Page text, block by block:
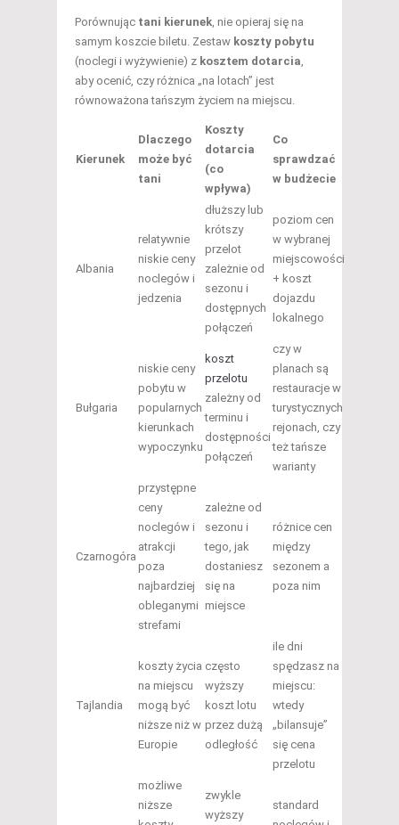
Porównując tani kierunek, nie opieraj się na
samym koszcie biletu. Zestaw koszty pobytu
(noclegi i wyżywienie) z kosztem dotarcia,
aby ocenić, czy różnica „na lotach” jest
równoważona tańszym życiem na miejscu.
Kierunek
Dlaczego
może być
tani
Koszty
dotarcia
(co
wpływa)
Co
sprawdzać
w budżecie
Albania
relatywnie
niskie ceny
noclegów i
jedzenia
dłuższy lub
krótszy
przelot
zależnie od
sezonu i
dostępnych
połączeń
poziom cen
w wybranej
miejscowości
+ koszt
dojazdu
lokalnego
Bułgaria
niskie ceny
pobytu w
popularnych
kierunkach
wypoczynku
koszt
przelotu
zależny od
terminu i
dostępności
połączeń
czy w
planach są
restauracje w
turystycznych
rejonach, czy
też tańsze
warianty
Czarnogóra
przystępne
ceny
noclegów i
atrakcji
poza
najbardziej
obleganymi
strefami
zależne od
sezonu i
tego, jak
dostaniesz
się na
miejsce
różnice cen
między
sezonem a
poza nim
Tajlandia
koszty życia
na miejscu
mogą być
niższe niż w
Europie
często
wyższy
koszt lotu
przez dużą
odległość
ile dni
spędzasz na
miejscu:
wtedy
„bilansuje”
się cena
przelotu
możliwe
niższe
zwykle
wyższy
standard